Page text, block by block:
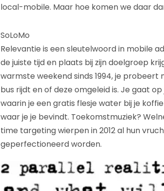
local-mobile. Maar hoe komen we daar
SoLoMo
Relevantie is een sleutelwoord in mobile
de juiste tijd en plaats bij zijn doelgroep
warmste weekend sinds 1994, je
bus rijdt en of deze omgeleid is. Je gaat
waarin je een gratis flesje water bij je
waar je je bevindt. Toekomstmuziek?
time targeting wierpen in 2012 al hun
geperfectioneerd worden.